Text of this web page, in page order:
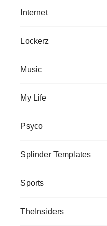
Internet
Lockerz
Music
My Life
Psyco
Splinder Templates
Sports
TheInsiders